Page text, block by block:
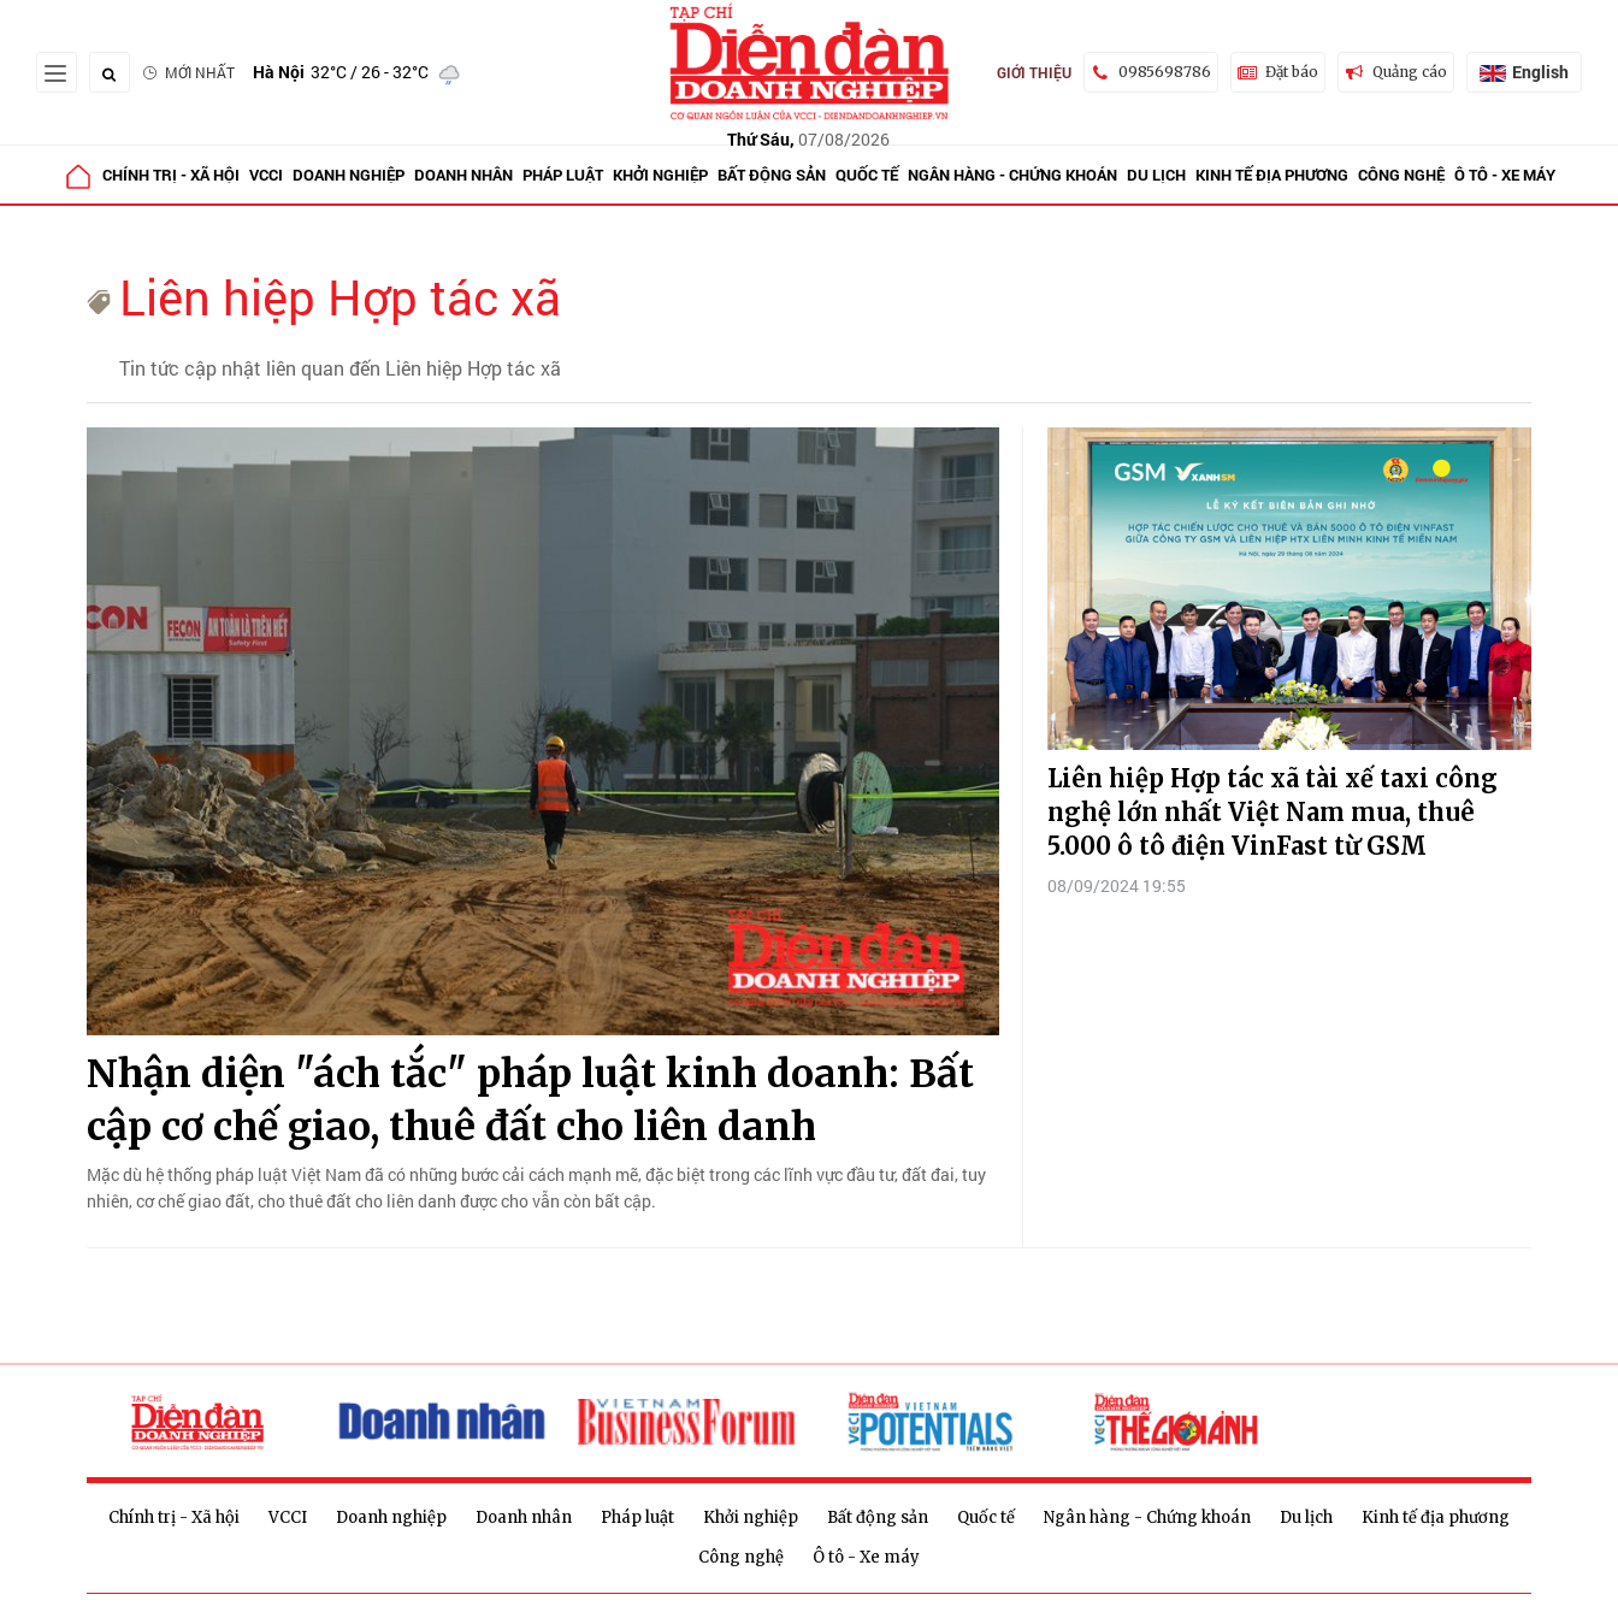
MỚI NHẤT Hà Nội 32°C/ 26 - 32°C
Thứ Sáu, 07/08/2026
GIỚI THIỆU 0985698786 Đặt báo Quảng cáo English
CHÍNH TRỊ - XÃ HỘI VCCI DOANH NGHIỆP DOANH NHÂN PHÁP LUẬT KHỞI NGHIỆP BẤT ĐỘNG SẢN QUỐC TẾ NGÂN HÀNG - CHỨNG KHOÁN DU LỊCH KINH TẾ ĐỊA PHƯƠNG CÔNG NGHỆ Ô TÔ - XE MÁY
Liên hiệp Hợp tác xã
Tin tức cập nhật liên quan đến Liên hiệp Hợp tác xã
Nhận diện "ách tắc" pháp luật kinh doanh: Bất
cập cơ chế giao, thuê đất cho liên danh
Mặc dù hệ thống pháp luật Việt Nam đã có những bước cải cách mạnh mẽ, đặc biệt trong các lĩnh vực đầu tư, đất đai, tuy
nhiên, cơ chế giao đất, cho thuê đất cho liên danh được cho vẫn còn bất cập.
Liên hiệp Hợp tác xã tài xế taxi công
nghệ lớn nhất Việt Nam mua, thuê
5.000 ô tô điện VinFast từ GSM
08/09/2024 19:55
Chính trị - Xã hội VCCI Doanh nghiệp Doanh nhân Pháp luật Khởi nghiệp Bất động sản Quốc tế Ngân hàng - Chứng khoán Du lịch
Kinh tế địa phương
Công nghệ
Ô tô - Xe máy